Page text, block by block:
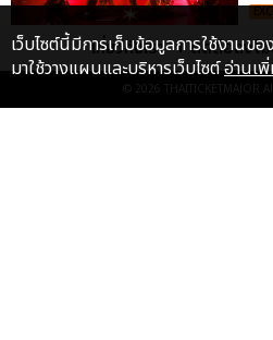
ไม่
ใ
เกี่ยวกับเรา ติดต่อลงโ
© 2026 THAITICKETMAJOR
เว็บไซต์นี้มีการเก็บข้อมูลการใช้งานข
มาใช้วางแผนและบริหารเว็บไซต์อ่านเ